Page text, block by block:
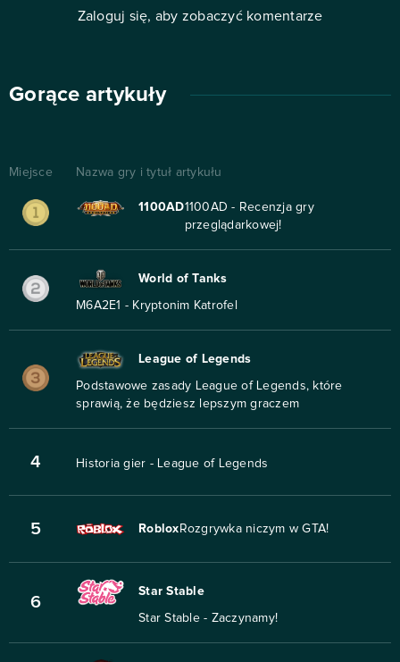
Zaloguj się, aby zobaczyć komentarze
Gorące artykuły
Miejsce Nazwa gry i tytuł artykułu
1100AD1100AD - Recenzja gry
przeglądarkowej!
World of Tanks
M6A2E1 - Kryptonim Katrofel
League of Legends
Podstawowe zasady League of Legends, które
sprawią, że będziesz lepszym graczem
4 Historia gier - League of Legends
5 Roblox Rozgrywka niczym w GTA!
6
Star Stable
Star Stable - Zaczynamy!